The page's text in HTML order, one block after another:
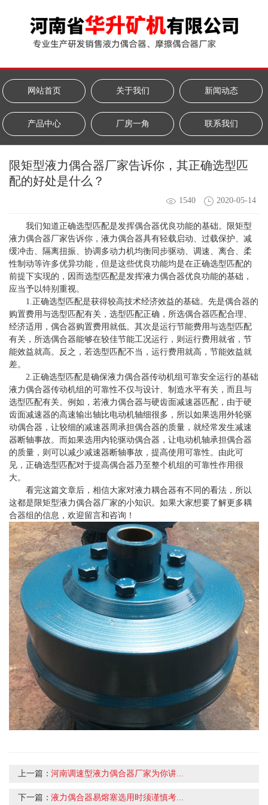
网站首页 关于我们 新闻动态
产品中心 厂房一角 联系我们
限矩型液力偶合器厂家告诉你，其正确选型匹
配的好处是什么？
1540 2020-05-14
我们知道正确选型匹配是发挥偶合器优良功能的基础。限矩型
液力偶合器厂家告诉你，液力偶合器具有轻载启动、过载保护、减
缓冲击、隔离扭振、协调多动力机均衡同步驱动、调速、离合、柔
性制动等许多优异功能，但是这些优良功能均是在正确选型匹配的
前提下实现的，因而选型匹配是发挥液力偶合器优良功能的基础，
应当予以特别重视。
1.正确选型匹配是获得较高技术经济效益的基础。先是偶合器的
购置费用与选型匹配有关，选型匹配正确，所选偶合器匹配合理、
经济适用，偶合器购置费用就低。其次是运行节能费用与选型匹配
有关，所选偶合器能够在较佳节能工况运行，则运行费用就省，节
能效益就高。反之，若选型匹配不当，运行费用就高，节能效益就
差。
2.正确选型匹配是确保液力偶合器传动机组可靠安全运行的基础
液力偶合器传动机组的可靠性不仅与设计、制造水平有关，而且与
选型匹配有关。例如，若液力偶合器与硬齿面减速器匹配，由于硬
齿面减速器的高速输出轴比电动机轴细很多，所以如果选用外轮驱
动偶合器，让较细的减速器周承担偶合器的质量，就经常发生减速
器断轴事故。而如果选用内轮驱动偶合器，让电动机轴承担偶合器
的质量，则可以减少减速器断轴事故，提高使用可靠性。由此可
见，正确选型匹配对于提高偶合器乃至整个机组的可靠性作用很
大。
看完这篇文章后，相信大家对液力耦合器有不同的看法，所以
这都是限矩型液力偶合器厂家的小知识。如果大家想要了解更多耦
合器组的信息，欢迎留言和咨询！
上一篇：河南调速型液力偶合器厂家为你讲...
下一篇：液力偶合器易熔塞选用时须谨慎考...